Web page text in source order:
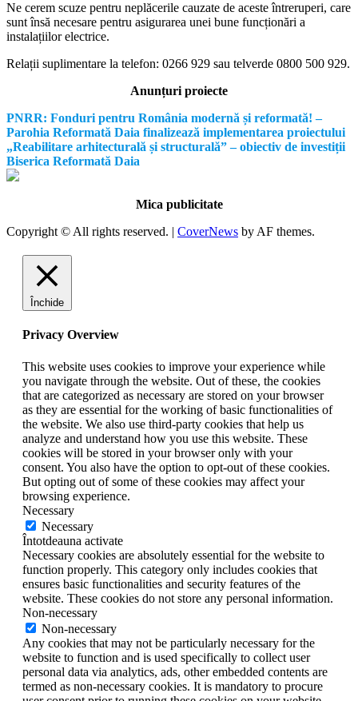
Ne cerem scuze pentru neplăcerile cauzate de aceste întreruperi, care
sunt însă necesare pentru asigurarea unei bune funcționări a
instalațiilor electrice.
Relații suplimentare la telefon: 0266 929 sau telverde 0800 500 929.
Anunțuri proiecte
PNRR: Fonduri pentru România modernă și reformată! –
Parohia Reformată Daia finalizează implementarea proiectului
„Reabilitare arhitecturală și structurală” – obiectiv de investiții
Biserica Reformată Daia
Mica publicitate
Copyright © All rights reserved. | CoverNews by AF themes.
Închide
Privacy Overview
This website uses cookies to improve your experience while
you navigate through the website. Out of these, the cookies
that are categorized as necessary are stored on your browser
as they are essential for the working of basic functionalities of
the website. We also use third-party cookies that help us
analyze and understand how you use this website. These
cookies will be stored in your browser only with your
consent. You also have the option to opt-out of these cookies.
But opting out of some of these cookies may affect your
browsing experience.
Necessary
Necessary
Întotdeauna activate
Necessary cookies are absolutely essential for the website to
function properly. This category only includes cookies that
ensures basic functionalities and security features of the
website. These cookies do not store any personal information.
Non-necessary
Non-necessary
Any cookies that may not be particularly necessary for the
website to function and is used specifically to collect user
personal data via analytics, ads, other embedded contents are
termed as non-necessary cookies. It is mandatory to procure